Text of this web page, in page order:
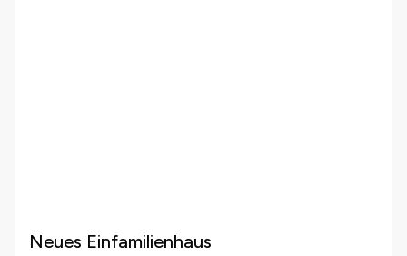
Neues Einfamilienhaus